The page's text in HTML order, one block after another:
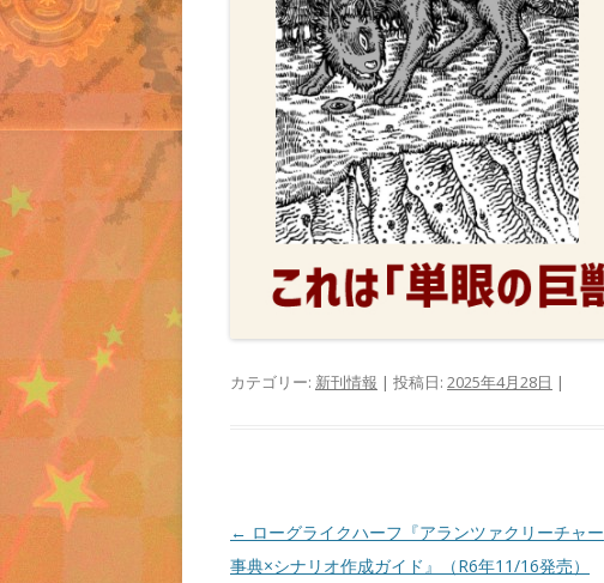
カテゴリー: 新刊情報 | 投稿日: 2025年4月28日 |
投
稿
← ローグライクハーフ『アランツァクリーチャー
事典×シナリオ作成ガイド』（R6年11/16発売）